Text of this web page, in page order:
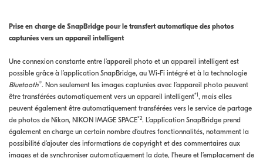
Prise en charge de SnapBridge pour le transfert automatique des photos
capturées vers un appareil intelligent
Une connexion constante entre l’appareil photo et un appareil intelligent est
possible grâce à l’application SnapBridge, au Wi-Fi intégré et à la technologie
Bluetooth®. Non seulement les images capturées avec l’appareil photo peuvent
être transférées automatiquement vers un appareil intelligent*1 , mais elles
peuvent également être automatiquement transférées vers le service de partage
de photos de Nikon, NIKON IMAGE SPACE*2. L’application SnapBridge prend
également en charge un certain nombre d’autres fonctionnalités, notamment la
possibilité d’ajouter des informations de copyright et des commentaires aux
images et de synchroniser automatiquement la date, l’heure et l’emplacement de